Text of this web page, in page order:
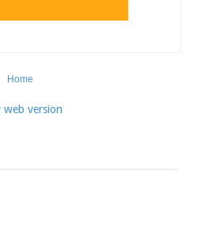
Home
web version